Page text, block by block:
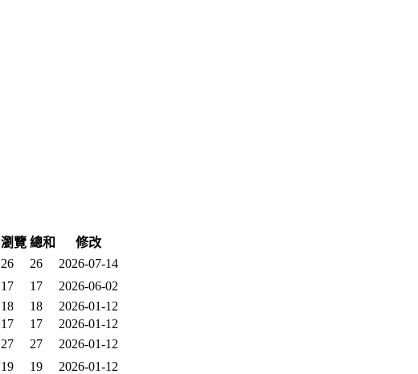
瀏覽 總和
修改
26 26
2026-07-14
17 17
2026-06-02
18 18
2026-01-12
17 17
2026-01-12
27 27
2026-01-12
19 19 2026-01-12